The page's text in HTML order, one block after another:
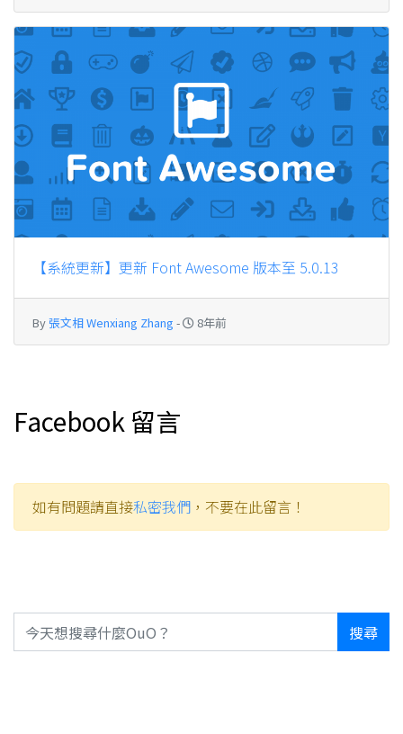
【系統更新】更新 Font Awesome 版本至 5.0.13
By張文相 Wenxiang Zhang - 8年前
Facebook 留言
如有問題請直接私密我們 ，不要在此留言！
搜尋